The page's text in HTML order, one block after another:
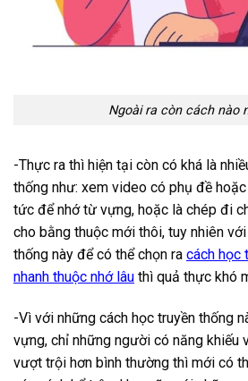
Ngoài ra còn cách nào
-Thực ra thì hiện tại còn có khá là
thống như: xem video có phụ đề
tức để nhớ từ vựng, hoặc là chép đi
cho bằng thuộc mới thôi, tuy nhiên
thống này để có thể chọn ra cách học
nhanh thuộc nhớ lâu thì quả thực khó
-Vì với những cách học truyền thống
vựng, chỉ những người có năng khiếu
vượt trội hơn bình thường thì mới có